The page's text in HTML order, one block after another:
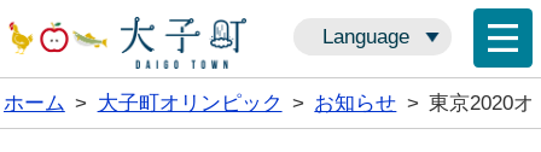
Language
ホーム > 大子町オリンピック > お知らせ > 東京2020